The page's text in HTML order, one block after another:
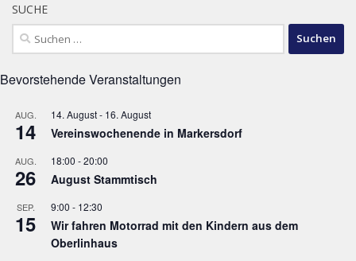
SUCHE
Suchen
nach:
Bevorstehende Veranstaltungen
AUG.
14
14. August- 16. August
Vereinswochenende in Markersdorf
AUG.
26
18:00 -20:00
August Stammtisch
SEP.
15
9:00 - 12:30
Wir fahren Motorrad mit den Kindern aus dem
Oberlinhaus